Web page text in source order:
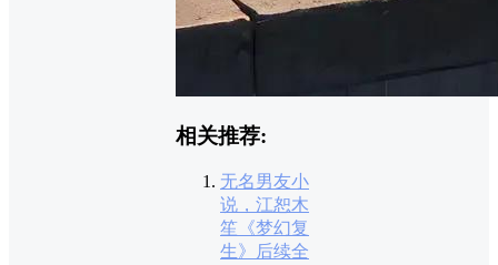
相关推荐:
无名男友小
说，江恕木
笙《梦幻复
生》后续全